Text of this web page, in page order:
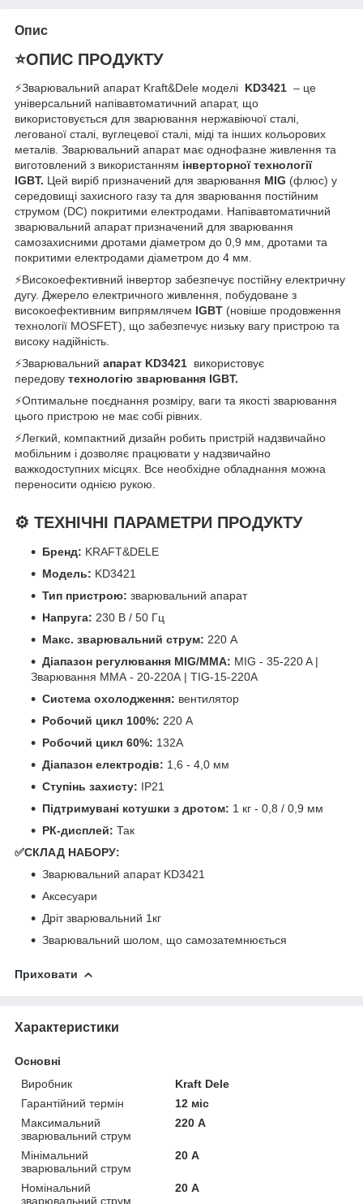
Опис
⭐ОПИС ПРОДУКТУ
⚡Зварювальний апарат Kraft&Dele моделі KD3421 – це
універсальний напівавтоматичний апарат, що
використовується для зварювання нержавіючої сталі,
легованої сталі, вуглецевої сталі, міді та інших кольорових
металів. Зварювальний апарат має однофазне живлення та
виготовлений з використанням інверторної технології
IGBT. Цей виріб призначений для зварювання MIG (флюс) у
середовищі захисного газу та для зварювання постійним
струмом (DC) покритими електродами. Напівавтоматичний
зварювальний апарат призначений для зварювання
самозахисними дротами діаметром до 0,9 мм, дротами та
покритими електродами діаметром до 4 мм.
⚡Високоефективний інвертор забезпечує постійну електричну
дугу. Джерело електричного живлення, побудоване з
високоефективним випрямлячем IGBT (новіше продовження
технології MOSFET), що забезпечує низьку вагу пристрою та
високу надійність.
⚡Зварювальний апарат KD3421 використовує
передову технологію зварювання IGBT.
⚡Оптимальне поєднання розміру, ваги та якості зварювання
цього пристрою не має собі рівних.
⚡Легкий, компактний дизайн робить пристрій надзвичайно
мобільним і дозволяє працювати у надзвичайно
важкодоступних місцях. Все необхідне обладнання можна
переносити однією рукою.
⚙️ ТЕХНІЧНІ ПАРАМЕТРИ ПРОДУКТУ
Бренд: KRAFT&DELE
Модель: KD3421
Тип пристрою: зварювальний апарат
Напруга: 230 В / 50 Гц
Макс. зварювальний струм: 220 А
Діапазон регулювання MIG/MMA: MIG - 35-220 A |
Зварювання ММА - 20-220А | TIG-15-220A
Система охолодження: вентилятор
Робочий цикл 100%: 220 А
Робочий цикл 60%: 132A
Діапазон електродів: 1,6 - 4,0 мм
Ступінь захисту: IP21
Підтримувані котушки з дротом: 1 кг - 0,8 / 0,9 мм
РК-дисплей: Так
✅СКЛАД НАБОРУ:
Зварювальний апарат KD3421
Аксесуари
Дріт зварювальний 1кг
Зварювальний шолом, що самозатемнюється
Приховати
Характеристики
Основні
Виробник
Kraft Dele
Гарантійний термін
12 міс
Максимальний
зварювальний струм
220 А
Мінімальний
зварювальний струм
20 А
Номінальний
зварювальний струм
20 А